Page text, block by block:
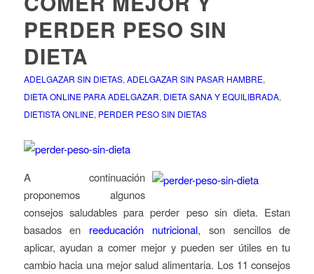
PERDER PESO SIN
DIETA
ADELGAZAR SIN DIETAS,ADELGAZAR SIN PASAR HAMBRE,
DIETA ONLINE PARA ADELGAZAR, DIETA SANA Y EQUILIBRADA,
DIETISTA ONLINE, PERDER PESO SIN DIETAS
A continuación
proponemos algunos
consejos saludables para perder peso sin dieta. Estan
basados en reeducación nutricional, son sencillos de
aplicar, ayudan a comer mejor y pueden ser útiles en tu
cambio hacia una mejor salud alimentaria. Los 11 consejos